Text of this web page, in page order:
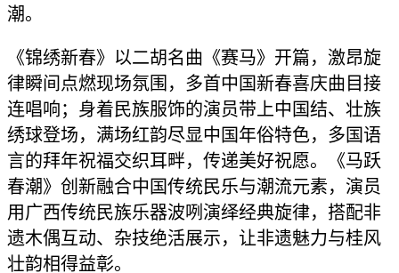
潮。
《锦绣新春》以二胡名曲《赛马》开篇，激昂旋
律瞬间点燃现场氛围，多首中国新春喜庆曲目接
连唱响；身着民族服饰的演员带上中国结、壮族
绣球登场，满场红韵尽显中国年俗特色，多国语
言的拜年祝福交织耳畔，传递美好祝愿。《马跃
春潮》创新融合中国传统民乐与潮流元素，演员
用广西传统民族乐器波咧演绎经典旋律，搭配非
遗木偶互动、杂技绝活展示，让非遗魅力与桂风
壮韵相得益彰。